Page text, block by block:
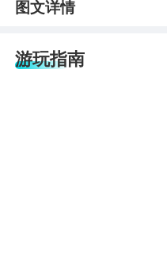
图文详情
游玩指南